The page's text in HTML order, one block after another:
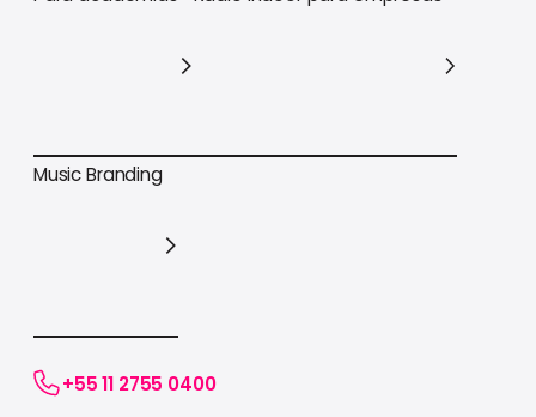
Para academias
Music Branding
+55 11 2755 0400